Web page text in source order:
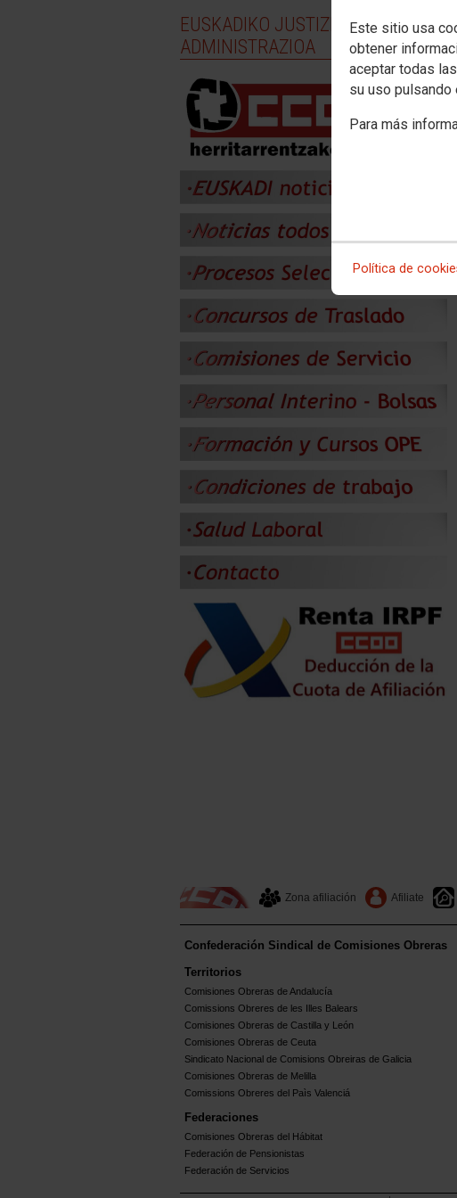
Este sitio usa
obtener
aceptar todas
su uso
Para más
Política de
EUSKADIKO JUSTIZIA
ADMINISTRAZIOA
Zona afiliación Afiliate
Confederación Sindical de Comisiones Obreras
Territorios
Comisiones Obreras de Andalucía
Comissions Obreres de les Illes Balears
Comisiones Obreras de Castilla y León
Comisiones Obreras de Ceuta
Sindicato Nacional de Comisions Obreiras de Galicia
Comisiones Obreras de Melilla
Comissions Obreres del Paìs Valenciá
Federaciones
Comisiones Obreras del Hábitat
Federación de Pensionistas
Federación de Servicios